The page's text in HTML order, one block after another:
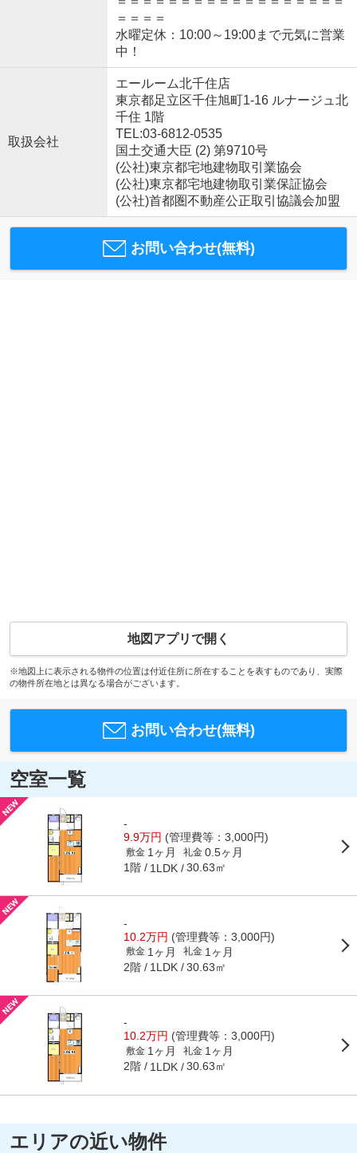
＝＝＝＝
水曜定休：10:00～19:00まで元気に営業
中！
取扱会社
エールーム北千住店
東京都足立区千住旭町1-16 ルナージュ北
千住 1階
TEL:03-6812-0535
国土交通大臣 (2) 第9710号
(公社)東京都宅地建物取引業協会
(公社)東京都宅地建物取引業保証協会
(公社)首都圏不動産公正取引協議会加盟
お問い合わせ(無料)
地図アプリで開く
※地図上に表示される物件の位置は付近住所に所在することを表すものであり、実際
の物件所在地とは異なる場合がございます。
お問い合わせ(無料)
空室一覧
-
9.9万円 (管理費等：3,000円)
敷金 1ヶ月 礼金 0.5ヶ月
1階 1LDK 30.63㎡
-
10.2万円 (管理費等：3,000円)
敷金 1ヶ月 礼金 1ヶ月
2階 1LDK 30.63㎡
-
10.2万円 (管理費等：3,000円)
敷金 1ヶ月 礼金 1ヶ月
2階 1LDK 30.63㎡
エリアの近い物件